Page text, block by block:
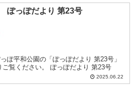
ぽっぽだより 第23号
ぽ平和公園の「ぽっぽだより 第23号」
覧ください。 ぽっぽだより 第23号
2025.06.22